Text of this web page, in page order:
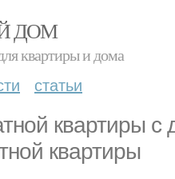
ДОМ
квартиры и дома
статьи
квартиры с
квартиры